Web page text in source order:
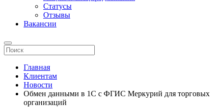
Статусы
Отзывы
Вакансии
Главная
Клиентам
Новости
Обмен данными в 1С с ФГИС Меркурий для торговых
организаций